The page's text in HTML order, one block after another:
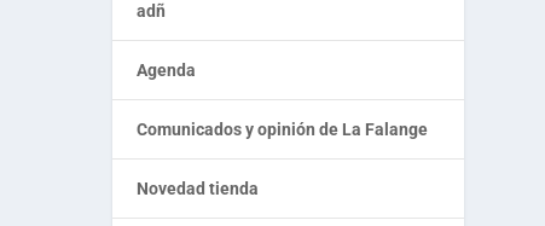
adñ
Agenda
Comunicados y opinión de La Falange
Novedad tienda